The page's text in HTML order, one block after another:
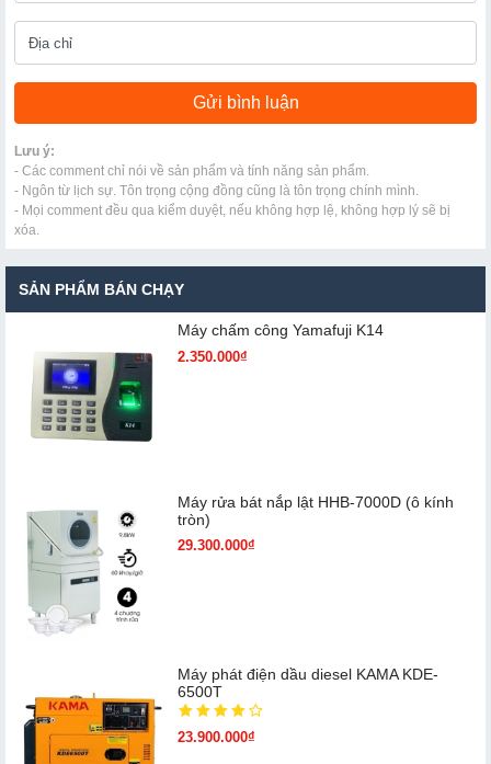
Lưu ý:
- Các comment chỉ nói về sản phẩm và tính năng sản phẩm.
- Ngôn từ lịch sự. Tôn trọng cộng đồng cũng là tôn trọng chính mình.
- Mọi comment đều qua kiểm duyệt, nếu không hợp lệ, không hợp lý sẽ bị
xóa.
SẢN PHẨM BÁN CHẠY
Máy chấm cô​ng Yamafuji K14
2.350.000₫
Máy rửa bát nắp lật HHB-7000D (ô kính
tròn)
29.300.000₫
Máy phát điện dầu diesel KAMA KDE-
6500T
23.900.000₫